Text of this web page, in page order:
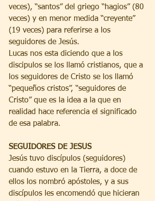
veces), “santos” del griego “hagios” (80
veces) y en menor medida “creyente”
(19 veces) para referirse a los
seguidores de Jesús.
Lucas nos esta diciendo que a los
discipulos se los llamó cristianos, que a
los seguidores de Cristo se los llamó
“pequeños cristos”, “seguidores de
Cristo” que es la idea a la que en
realidad hace referencia el significado
de esa palabra.
SEGUIDORES DE JESUS
Jesús tuvo discípulos (seguidores)
cuando estuvo en la Tierra, a doce de
ellos los nombró apóstoles, y a sus
discípulos les encomendó que hicieran